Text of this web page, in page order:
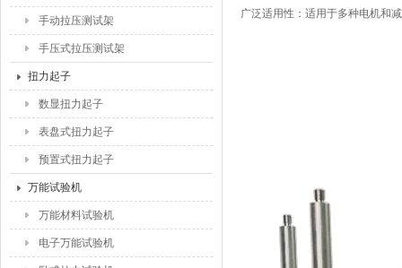
手动拉压测试架
手压式拉压测试架
扭力起子
数显扭力起子
表盘式扭力起子
预置式扭力起子
万能试验机
万能材料试验机
电子万能试验机
广泛适用性：适用于多种电机和